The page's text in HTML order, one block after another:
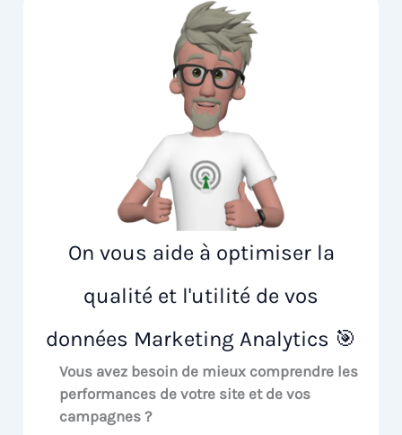
On vous aide à optimiser la
qualité et l'utilité de vos
données Marketing Analytics 🎯
Vous avez besoin de mieux comprendre les
performances de votre site et de vos
campagnes ?